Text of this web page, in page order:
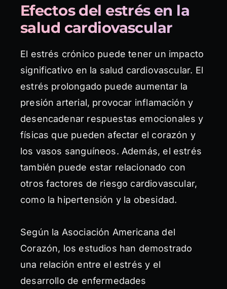
Efectos del estrés en la
salud cardiovascular
El estrés crónico puede tener un impacto
significativo en la salud cardiovascular. El
estrés prolongado puede aumentar la
presión arterial, provocar inflamación y
desencadenar respuestas emocionales y
físicas que pueden afectar el corazón y
los vasos sanguíneos. Además, el estrés
también puede estar relacionado con
otros factores de riesgo cardiovascular,
como la hipertensión y la obesidad.
Según la Asociación Americana del
Corazón, los estudios han demostrado
una relación entre el estrés y el
desarrollo de enfermedades